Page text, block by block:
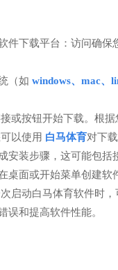
件下载平台：访问确
（如 windows、mac、
接或按钮开始下载。根
以使用 白马体育对下
装步骤，这可能包括
面或开始菜单创建软
启动白马体育软件时
误和提高软件性能。